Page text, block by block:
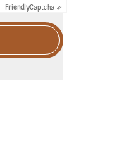
FriendlyCaptcha ⇗